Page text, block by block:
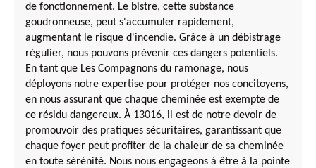
de fonctionnement. Le bistre, cette substance
goudronneuse, peut s'accumuler rapidement,
augmentant le risque d'incendie. Grâce à un débistrage
régulier, nous pouvons prévenir ces dangers potentiels.
En tant que Les Compagnons du ramonage, nous
déployons notre expertise pour protéger nos concitoyens,
en nous assurant que chaque cheminée est exempte de
ce résidu dangereux. À 13016, il est de notre devoir de
promouvoir des pratiques sécuritaires, garantissant que
chaque foyer peut profiter de la chaleur de sa cheminée
en toute sérénité. Nous nous engageons à être à la pointe